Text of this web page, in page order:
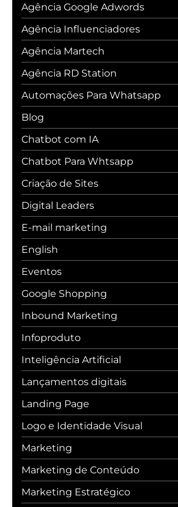
Agência Google Adwords
Agência Influenciadores
Agência Martech
Agência RD Station
Automações Para Whatsapp
Blog
Chatbot com IA
Chatbot Para Whtsapp
Criação de Sites
Digital Leaders
E-mail marketing
English
Eventos
Google Shopping
Inbound Marketing
Infoproduto
Inteligência Artificial
Lançamentos digitais
Landing Page
Logo e Identidade Visual
Marketing
Marketing de Conteúdo
Marketing Estratégico